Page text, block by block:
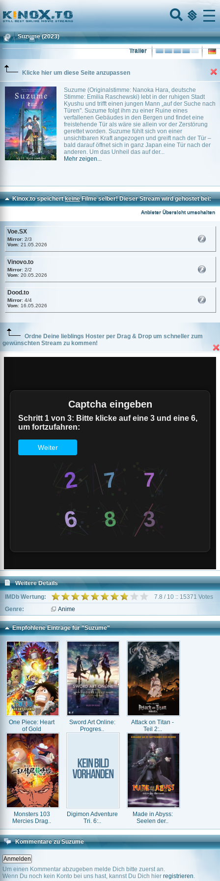
Home
Menu
Suzume (2023)
Trailer
Klicke hier um diese Seite anzupassen
Suzume (Originalstimme: Nanoka Hara, deutsche
Stimme: Emilia Raschewski) lebt in der ruhigen Stadt
Kyushu und trifft einen jungen Mann „auf der Suche nach
Türen". Suzume folgt ihm zu einer Ruine eines
verfallenen Gebäudes in den Bergen und findet eine
freistehende Tür als wäre sie allein vor der Zerstörung
gerettet worden. Suzume fühlt sich von einer
unsichtbaren Kraft angezogen und greift nach der Tür –
bald darauf öffnet sich in ganz Japan eine Tür nach der
anderen. Um das Unheil das auf der...
Mehr zeigen...
Anime 0
Kinox.to speichertkeineFilme selber! Dieser Stream wird gehostet bei:
Anbieter Übersicht umschalten
Voe.SX
Mirror: 2/3
Vom: 21.05.2026
Vinovo.to
Mirror: 2/2
Vom: 20.05.2026
Dood.to
Mirror: 4/4
Vom: 16.05.2026
Ordne Deine lieblings Hoster per Drag & Drop um schneller zum
gewünschten Stream zu kommen!
Weitere Details
IMDb Wertung:
7.8 / 10 :: 15371 Votes
Genre:
Anime
Empfohlene Einträge für "Suzume"
One Piece: Heart
of Gold
Sword Art Online:
Progres..
Attack on Titan -
Teil 2:..
Monsters 103
Mercies Drag..
Digimon Adventure
Tri. 6:..
Made in Abyss:
Seelen der..
Kommentare zu Suzume
Um einen Kommentar abzugeben melde Dich bitte zuerst an.
Wenn Du noch kein Konto bei uns hast, kannst Du Dich hier registrieren.